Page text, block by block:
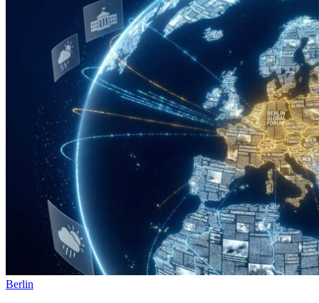
Berlin